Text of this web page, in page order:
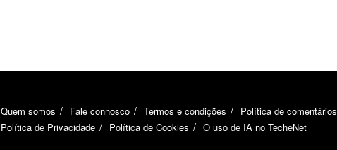
Quem somos Fale connosco Termos e condições
Política de comentários
Política de Privacidade
Política de Cookies O uso de IA no TecheNet